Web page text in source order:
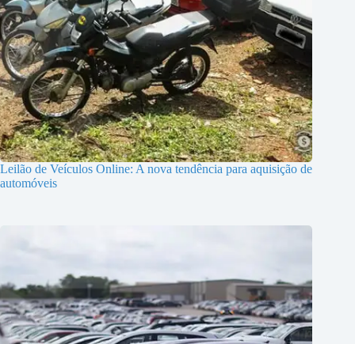
Leilão de Veículos Online: A nova tendência para aquisição de
automóveis